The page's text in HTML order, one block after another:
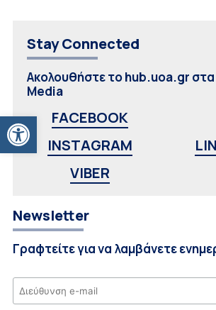
Ανοίξτε τη γραμμή εργαλείων
Stay Connected
Ακολουθήστε το hub.uoa.gr
Media
FACEBOOK
INSTAGRAM
VIBER
Newsletter
Γραφτείτε για να λαμβάνετε